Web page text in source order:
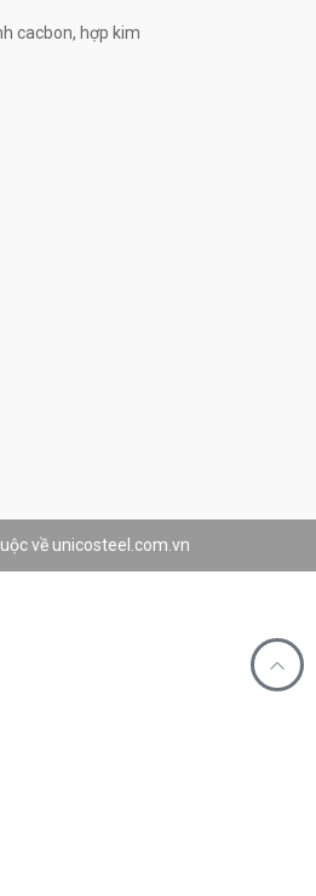
cacbon, hợp kim
về unicosteel.com.vn